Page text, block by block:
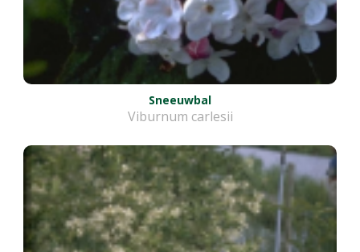
Sneeuwbal
Viburnum carlesii